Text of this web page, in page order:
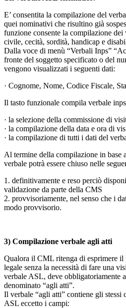
E’ consentita la compilazione del
quei nominativi che risultino già
funzione consente la compilazione
civile, cecità, sordità, handicap e
Dalla voce di menù “Verbali Inps”
fronte del soggetto specificato o del
vengono visualizzati i seguenti dati:
· Cognome, Nome, Codice Fiscale,
Il tasto funzionale compila verbale
· la selezione della commissione di
· la compilazione della data e ora di
· la compilazione di tutti i dati del
Al termine della compilazione in base
verbale potrà essere chiuso nelle
1. definitivamente e reso perciò
validazione da parte della CMS
2. provvisoriamente, nel senso che i
modo provvisorio.
3) Compilazione verbale agli atti
Qualora il CML ritenga di esprimere
legale senza la necessità di fare una
verbale ASL, deve obbligatoriamente
denominato “agli atti”.
Il verbale “agli atti” contiene gli stessi
ASL eccetto i campi: